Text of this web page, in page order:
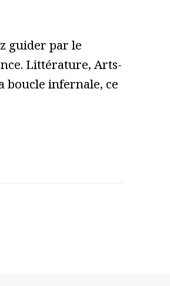
guider par le
Littérature, Arts-
boucle infernale, ce